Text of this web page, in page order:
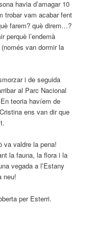
havia d’amagar 10
trobar vam acabar fent
farem? què direm…?
perquè l’endemà
van dormir la
i de seguida
al Parc Nacional
teoria havíem de
ens van dir que
va valdre la pena!
la fauna, la flora i la
vegada a l’Estany
neu!
per Esterri.